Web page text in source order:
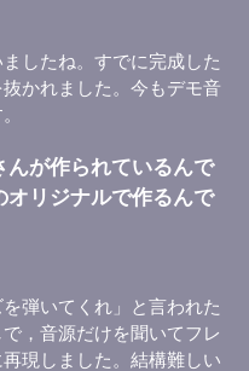
したね。すでに完成した
かれました。今もデモ音
んが作られているんで
オリジナルで作るんで
弾いてくれ」と言われた
，音源だけを聞いてフレ
現しました。結構難しい